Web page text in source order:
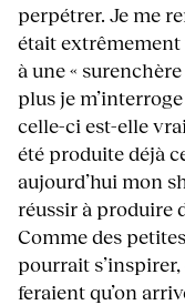
perpétrer. Je me
était extrêmement
à une «
plus je
celle-ci est-elle
été produite déjà
aujourd’hui mon
réussir à produire
Comme des
pourrait s’inspirer,
feraient qu’on